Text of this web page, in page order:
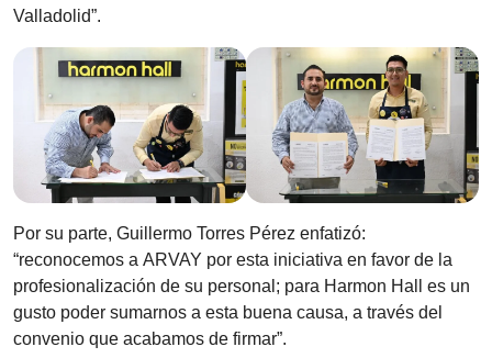
Valladolid”.
Por su parte, Guillermo Torres Pérez enfatizó:
“reconocemos a ARVAY por esta iniciativa en favor de la
profesionalización de su personal; para Harmon Hall es un
gusto poder sumarnos a esta buena causa, a través del
convenio que acabamos de firmar”.